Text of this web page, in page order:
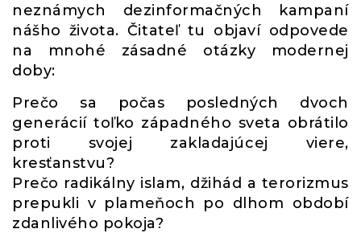
neznámych dezinformačných kampaní
nášho života. Čitateľ tu objaví odpovede
na mnohé zásadné otázky modernej
doby:
Prečo sa počas posledných dvoch
generácií toľko západného sveta obrátilo
proti svojej zakladajúcej viere,
kresťanstvu?
Prečo radikálny islam, džihád a terorizmus
prepukli v plameňoch po dlhom období
zdanlivého pokoja?